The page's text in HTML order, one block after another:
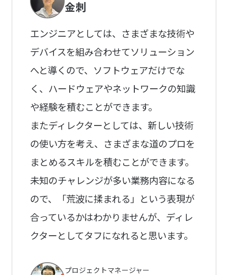
金刺
エンジニアとしては、さまざまな技術や
デバイスを組み合わせてソリューション
へと導くので、ソフトウェアだけでな
く、ハードウェアやネットワークの知識
や経験を積むことができます。
またディレクターとしては、新しい技術
の使い方を考え、さまざまな道のプロを
まとめるスキルを積むことができます。
未知のチャレンジが多い業務内容になる
ので、「荒波に揉まれる」という表現が
合っているかはわかりませんが、ディレ
クターとしてタフになれると思います。
プロジェクトマネージャー